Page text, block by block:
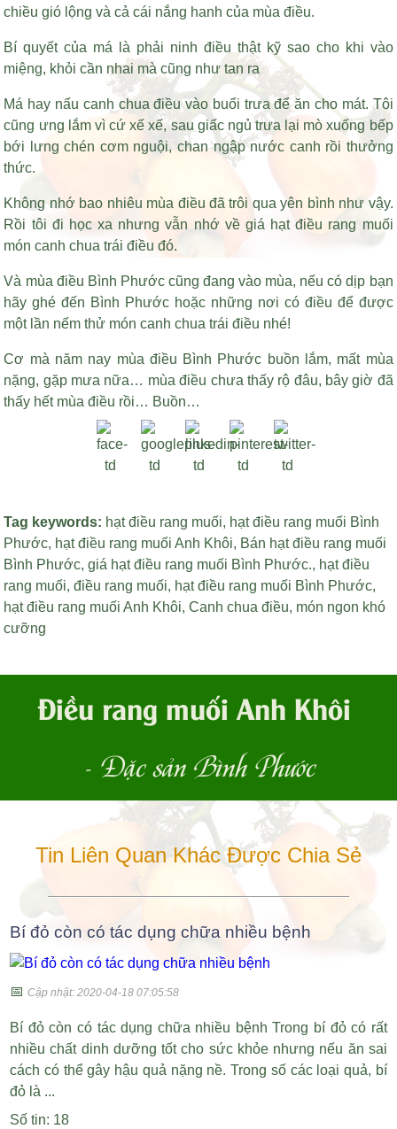
chiều gió lộng và cả cái nắng hanh của mùa điều.
Bí quyết của má là phải ninh điều thật kỹ sao cho khi vào
miệng, khỏi cần nhai mà cũng như tan ra
Má hay nấu canh chua điều vào buổi trưa để ăn cho mát. Tôi
cũng ưng lắm vì cứ xế xế, sau giấc ngủ trưa lại mò xuống bếp
bới lưng chén cơm nguội, chan ngập nước canh rồi thưởng
thức.
Không nhớ bao nhiêu mùa điều đã trôi qua yên bình như vậy.
Rồi tôi đi học xa nhưng vẫn nhớ về giá hạt điều rang muối
món canh chua trái điều đó.
Và mùa điều Bình Phước cũng đang vào mùa, nếu có dịp bạn
hãy ghé đến Bình Phước hoặc những nơi có điều để được
một lần nếm thử món canh chua trái điều nhé!
Cơ mà năm nay mùa điều Bình Phước buồn lắm, mất mùa
nặng, gặp mưa nữa… mùa điều chưa thấy rộ đâu, bây giờ đã
thấy hết mùa điều rồi… Buồn…
Tag keywords: hạt điều rang muối, hạt điều rang muối Bình
Phước, hạt điều rang muối Anh Khôi, Bán hạt điều rang muối
Bình Phước,giá hạt điều rang muối Bình Phước., hạt điều
rang muối,điều rang muối, hạt điều rang muối Bình Phước,
hạt điều rang muối Anh Khôi,Canh chua điều, món ngon khó
cưỡng
Điều rang muối Anh Khôi
- Đặc sản Bình Phước
Tin Liên Quan Khác Được Chia Sẻ
Bí đỏ còn có tác dụng chữa nhiều bệnh
📅Cập nhật: 2020-04-18 07:05:58
Bí đỏ còn có tác dụng chữa nhiều bệnh Trong bí đỏ có rất
nhiều chất dinh dưỡng tốt cho sức khỏe nhưng nếu ăn sai
cách có thể gây hậu quả nặng nề. Trong số các loại quả, bí
đỏ là ...
Số tin: 18